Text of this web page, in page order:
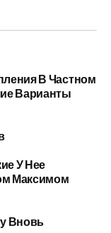
В Частном
Варианты
У Нее
Максимом
Вновь